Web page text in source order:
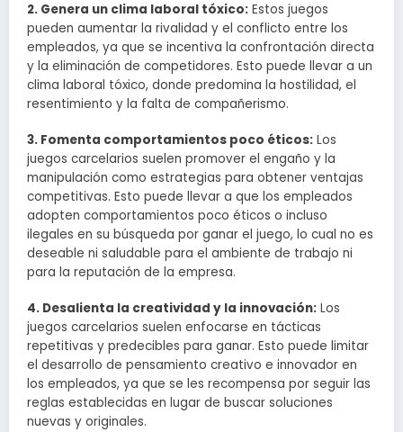
2. Genera un clima laboral tóxico: Estos juegos
pueden aumentar la rivalidad y el conflicto entre los
empleados, ya que se incentiva la confrontación directa
y la eliminación de competidores. Esto puede llevar a un
clima laboral tóxico, donde predomina la hostilidad, el
resentimiento y la falta de compañerismo.
3. Fomenta comportamientos poco éticos: Los
juegos carcelarios suelen promover el engaño y la
manipulación como estrategias para obtener ventajas
competitivas. Esto puede llevar a que los empleados
adopten comportamientos poco éticos o incluso
ilegales en su búsqueda por ganar el juego, lo cual no es
deseable ni saludable para el ambiente de trabajo ni
para la reputación de la empresa.
4. Desalienta la creatividad y la innovación: Los
juegos carcelarios suelen enfocarse en tácticas
repetitivas y predecibles para ganar. Esto puede limitar
el desarrollo de pensamiento creativo e innovador en
los empleados, ya que se les recompensa por seguir las
reglas establecidas en lugar de buscar soluciones
nuevas y originales.